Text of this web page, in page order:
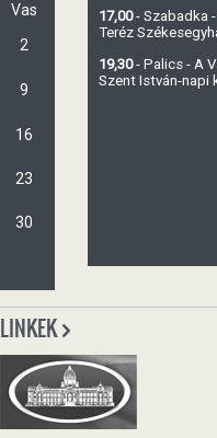
Vas
2
9
16
23
30
17,00- Szabadka
Teréz
19,30- Palics - A
Szent István-napi
LINKEK